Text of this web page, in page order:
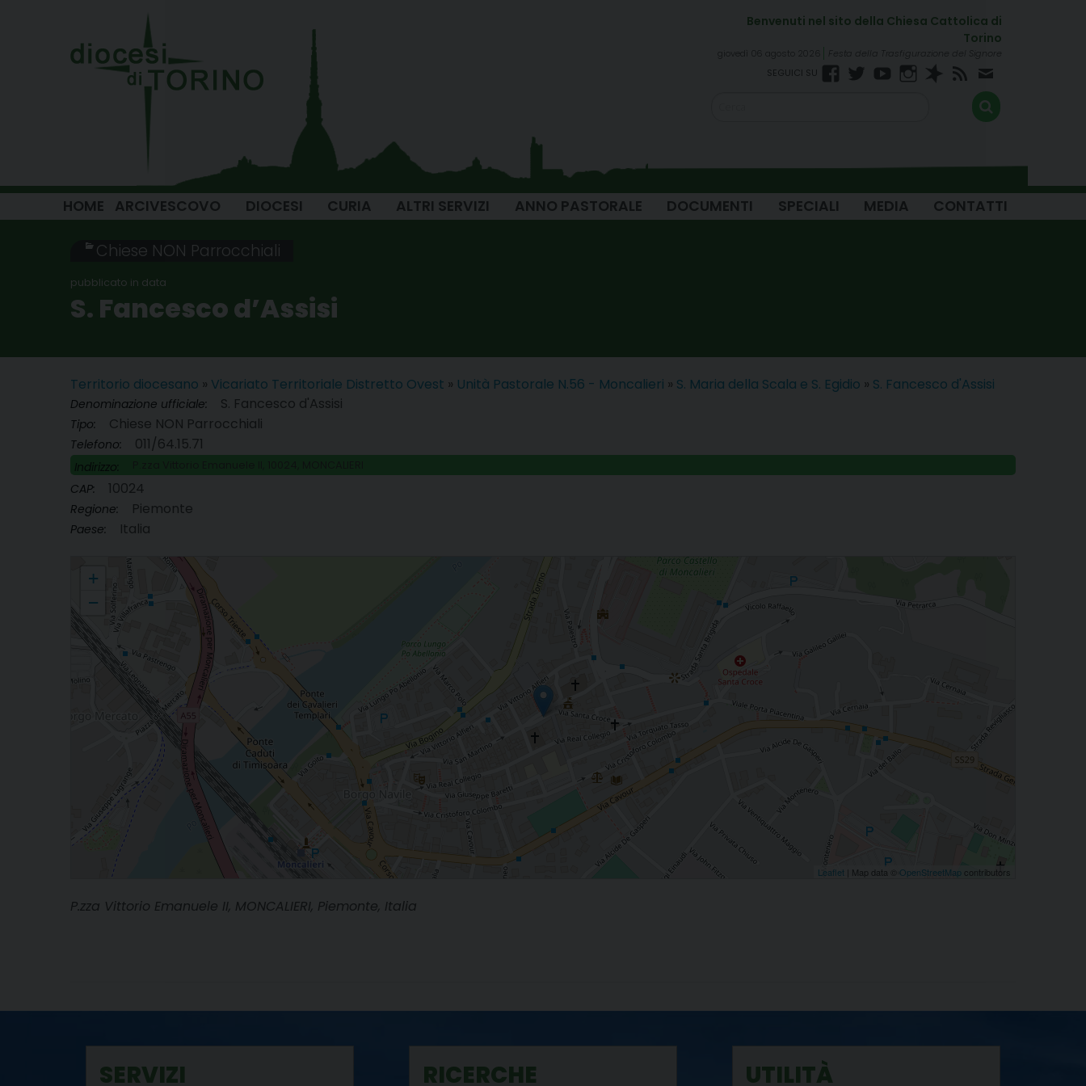
giovedì 06 agosto 2026 Festa della Trasfigurazione del Signore
Facebook
TwitterYouTubeInstagram
Spreaker
RSS
FEED
Newsletter
HOME ARCIVESCOVO DIOCESI CURIA ALTRI SERVIZI ANNO PASTORALE DOCUMENTI SPECIALI MEDIA CONTATTI
Chiese NON Parrocchiali
S. Fancesco d’Assisi
Territorio diocesano » Vicariato Territoriale Distretto Ovest » Unità Pastorale N.56 - Moncalieri » S. Maria della Scala e S. Egidio » S. Fancesco d'Assisi
Denominazione ufficiale: S. Fancesco d'Assisi
Tipo: Chiese NON Parrocchiali
Telefono: 011/64.15.71
Indirizzo:
CAP: 10024
Regione: Piemonte
Paese: Italia
S. Fancesco d'Assisi
+
−
Leaflet | Map data © OpenStreetMap contributors
P.zza Vittorio Emanuele II, MONCALIERI, Piemonte, Italia
SERVIZI RICERCHE UTILITÀ